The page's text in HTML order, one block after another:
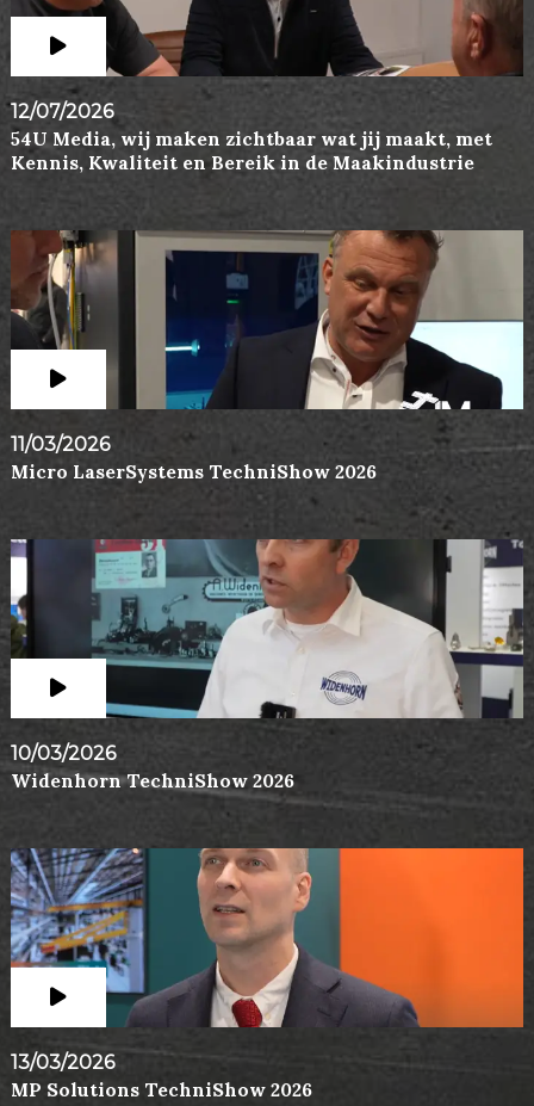
12/07/2026
54U Media, wij maken zichtbaar wat jij maakt, met
Kennis, Kwaliteit en Bereik in de Maakindustrie
11/03/2026
Micro LaserSystems TechniShow 2026
10/03/2026
Widenhorn TechniShow 2026
13/03/2026
MP Solutions TechniShow 2026